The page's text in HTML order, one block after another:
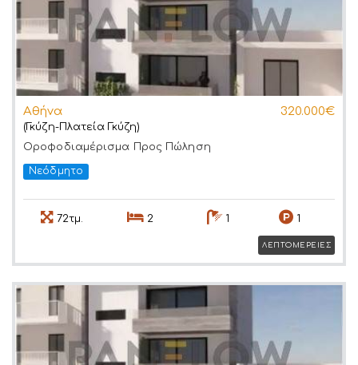
Αθήνα 320.000€
(Γκύζη-Πλατεία Γκύζη)
Οροφοδιαμέρισμα Προς Πώληση
Νεόδμητο
72τμ. 2 1 1
ΛΕΠΤΟΜΕΡΕΙΕΣ